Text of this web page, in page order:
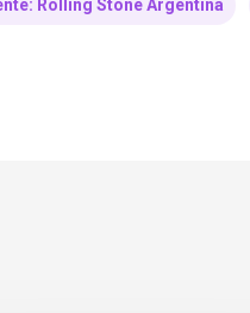
Rolling Stone Argentina